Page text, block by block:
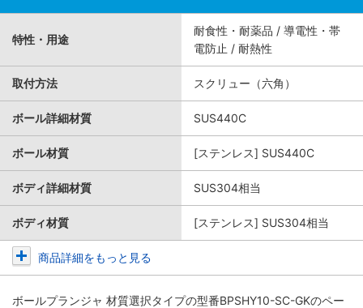
特性・用途
耐食性・耐薬品 / 導電性・帯
電防止 / 耐熱性
取付方法 スクリュー（六角）
ボール詳細材質 SUS440C
ボール材質 [ステンレス] SUS440C
ボディ詳細材質 SUS304相当
ボディ材質 [ステンレス] SUS304相当
商品詳細をもっと見る
ボールプランジャ 材質選択タイプの型番BPSHY10-SC-GKのペー